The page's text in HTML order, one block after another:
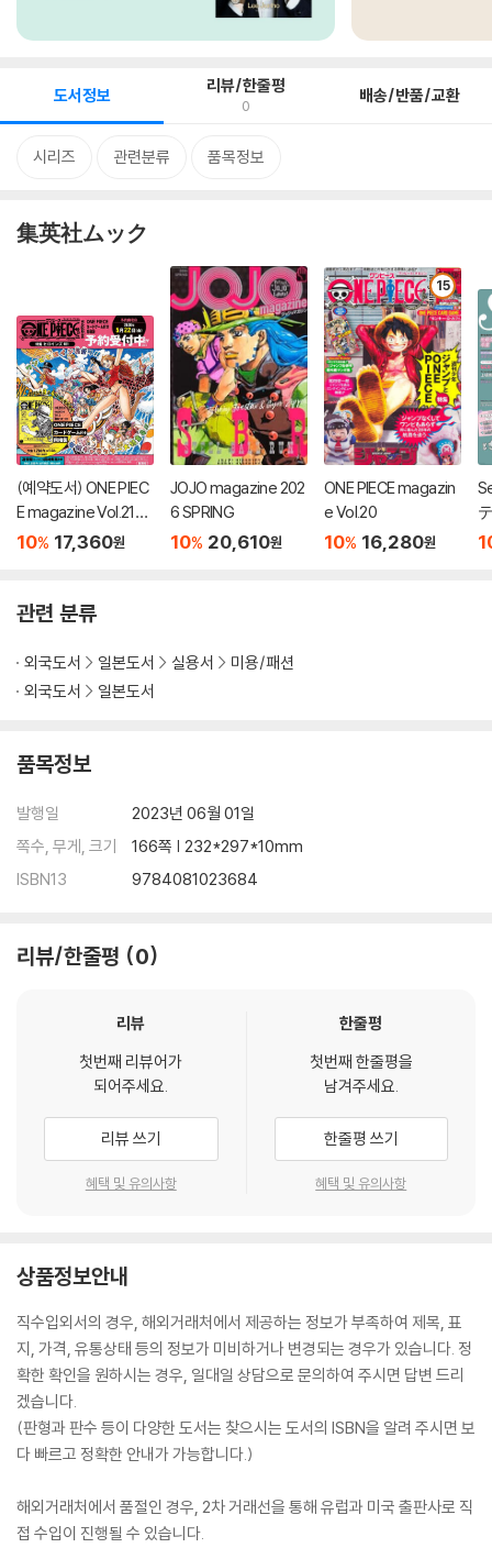
도서정보 리뷰/한줄평
0 배송/반품/교환
시리즈 관련분류 품목정보
集英社ムック
(예약도서) ONE PIEC
E magazine Vol.21
(출판사 사정으로 12월
10% 17,360원
JOJO magazine 202
6 SPRING
10% 20,610원
15
ONE PIECE magazin
e Vol.20
10% 16,280원
관련 분류
외국도서 일본도서 실용서
미용/패션
외국도서
일본도서
품목정보
발행일
2023년 06월 01일
쪽수, 무게, 크기
166쪽 | 232*297*10mm
ISBN13
9784081023684
리뷰/한줄평 0
리뷰
첫번째 리뷰어가
되어주세요.
리뷰 쓰기
혜택 및 유의사항
한줄평
첫번째 한줄평을
남겨주세요.
한줄평 쓰기
혜택 및 유의사항
상품정보안내
직수입외서의 경우, 해외거래처에서 제공하는 정보가 부족하여 제목, 표
지, 가격, 유통상태 등의 정보가 미비하거나 변경되는 경우가 있습니다. 정
확한 확인을 원하시는 경우, 일대일 상담으로 문의하여 주시면 답변 드리
겠습니다.
(판형과 판수 등이 다양한 도서는 찾으시는 도서의 ISBN을 알려 주시면 보
다 빠르고 정확한 안내가 가능합니다.)
해외거래처에서 품절인 경우, 2차 거래선을 통해 유럽과 미국 출판사로 직
접 수입이 진행될 수 있습니다.